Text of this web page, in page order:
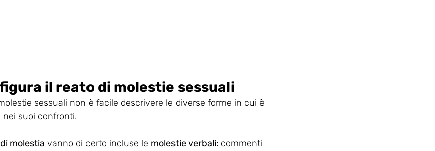
il reato di molestie sessuali
sessuali non è facile descrivere le diverse forme in cui è
suoi confronti.
molestia vanno di certo incluse le molestie verbali: commenti